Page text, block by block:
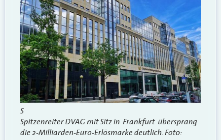
S
Spitzenreiter DVAG mit Sitz in Frankfurt übersprang
die 2-Milliarden-Euro-Erlösmarke deutlich. Foto: